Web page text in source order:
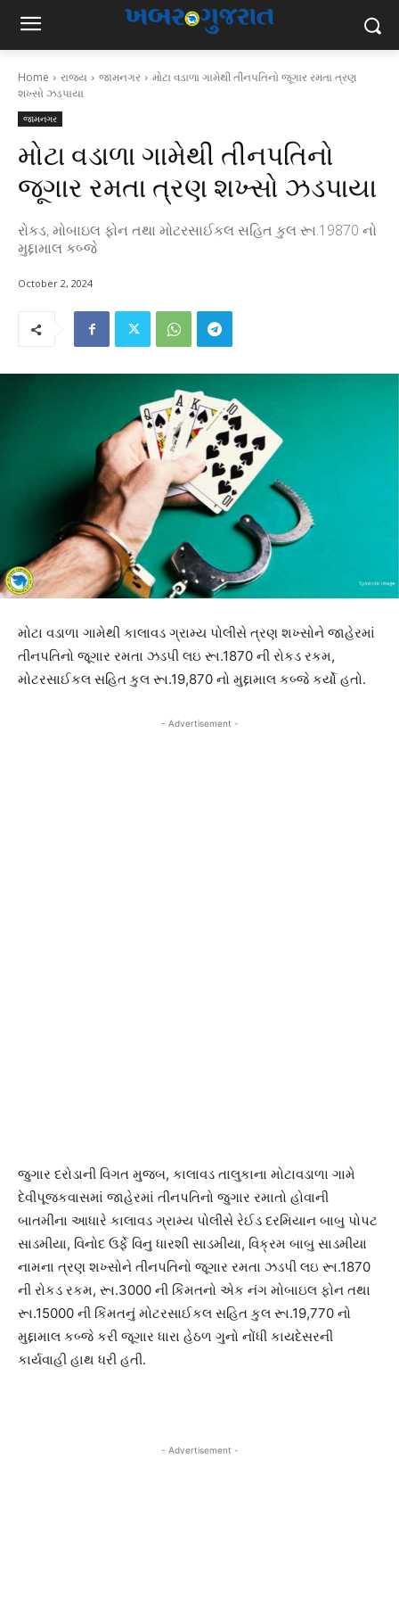
Home રાજ્ય જામનગર
મોટા વડાળા ગામેથી તીનપતિનો જૂગાર રમતા ત્રણ
શખ્સો ઝડપાયા
જામનગર
મોટા વડાળા ગામેથી તીનપતિનો
જૂગાર રમતા ત્રણ શખ્સો ઝડપાયા
રોકડ, મોબાઇલ ફોન તથા મોટરસાઈકલ સહિત કુલ રૂા.19870 નો
મુદ્દામાલ કબ્જે
October 2, 2024
મોટા વડાળા ગામેથી કાલાવડ ગ્રામ્ય પોલીસે ત્રણ શખ્સોને જાહેરમાં
તીનપતિનો જૂગાર રમતા ઝડપી લઇ રૂા.1870 ની રોકડ રકમ,
મોટરસાઈકલ સહિત કુલ રૂા.19,870 નો મુદ્દામાલ કબ્જે કર્યો હતો.
- Advertisement -
જુગાર દરોડાની વિગત મુજબ, કાલાવડ તાલુકાના મોટાવડાળા ગામે
દેવીપૂજકવાસમાં જાહેરમાં તીનપતિનો જુગાર રમાતો હોવાની
બાતમીના આધારે કાલાવડ ગ્રામ્ય પોલીસે રેઈડ દરમિયાન બાબુ પોપટ
સાડમીયા, વિનોદ ઉર્ફે વિનુ ધારશી સાડમીયા, વિક્રમ બાબુ સાડમીયા
નામના ત્રણ શખ્સોને તીનપતિનો જૂગાર રમતા ઝડપી લઇ રૂા.1870
ની રોકડ રકમ, રૂા.3000 ની કિંમતનો એક નંગ મોબાઇલ ફોન તથા
રૂા.15000 ની કિંમતનું મોટરસાઈકલ સહિત કુલ રૂા.19,770 નો
મુદ્દામાલ કબ્જે કરી જૂગાર ધારા હેઠળ ગુનો નોંધી કાયદેસરની
કાર્યવાહી હાથ ધરી હતી.
- Advertisement -